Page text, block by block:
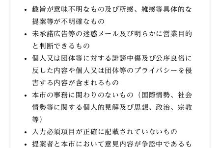
趣旨が意味不明なもの及び所感、雑感等具体的な
提案等が不明確なもの
未承諾広告等の迷惑メール及び明らかに営業目的
と判断できるもの
個人又は団体等に対する誹謗中傷及び公序良俗に
反した内容や個人又は団体等のプライバシーを侵
害する内容が含まれるもの
本市の事務に関わりのないもの（国際情勢、社会
情勢等に関する個人的見解及び思想、政治、宗教
等）
入力必須項目が正確に記載されていないもの
提案者と本市において意見内容が争訟中であるも